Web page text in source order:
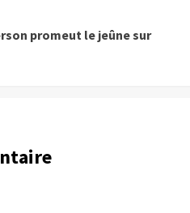
promeut le jeûne sur